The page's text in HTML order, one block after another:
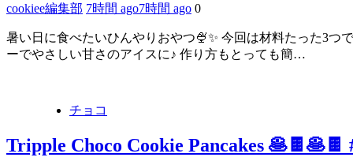
cookiee編集部 7時間 ago7時間 ago 0
暑い日に食べたいひんやりおやつ🍨✨ 今回は材料たった3
ーでやさしい甘さのアイスに♪ 作り方もとっても簡…
チョコ
Tripple Choco Cookie Pancakes 🥞🍫🥞🍫